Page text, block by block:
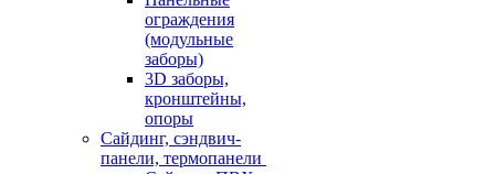
ограждения
(модульные
заборы)
3D заборы,
кронштейны,
опоры
Cайдинг, сэндвич-
панели, термопанели